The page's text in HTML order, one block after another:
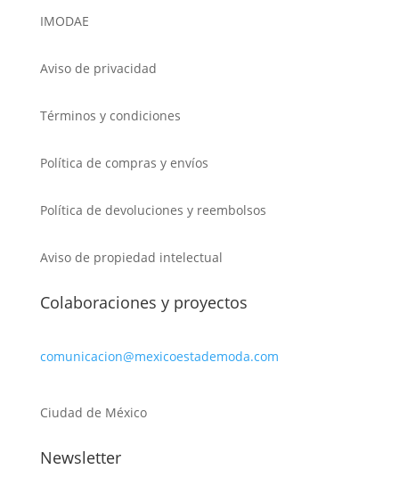
IMODAE
Aviso de privacidad
Términos y condiciones
Política de compras y envíos
Política de devoluciones y reembolsos
Aviso de propiedad intelectual
Colaboraciones y proyectos
comunicacion@mexicoestademoda.com
Ciudad de México
Newsletter